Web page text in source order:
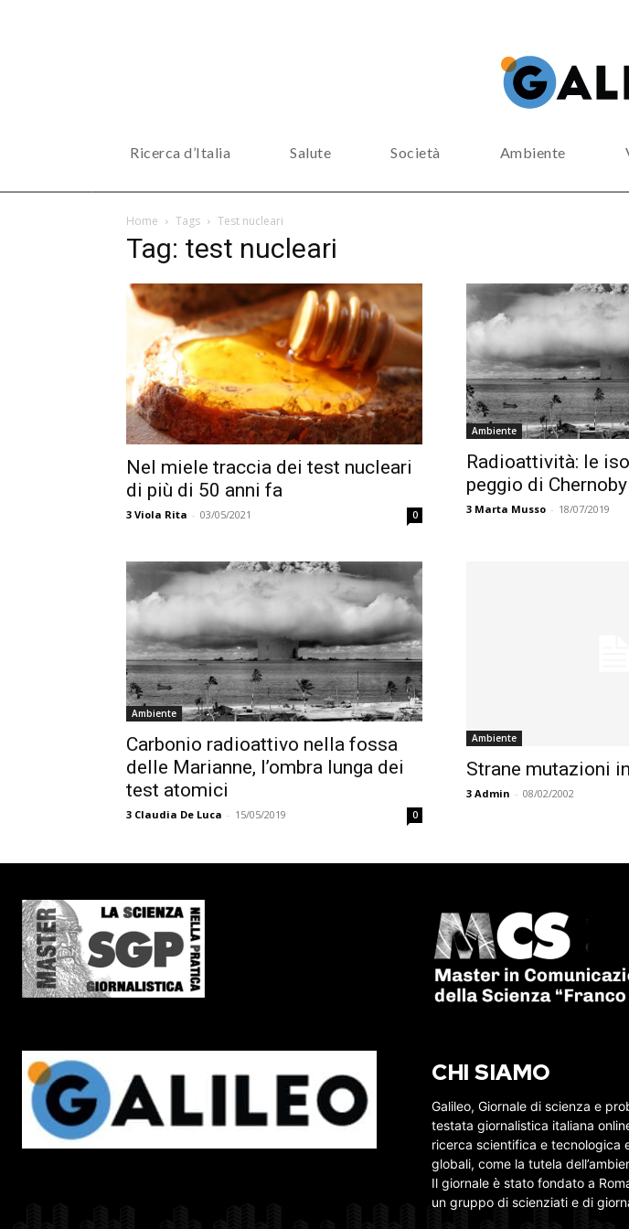
Ricerca d’Italia Salute Società Ambiente
Home Tags Test nucleari
Tag: test nucleari
Nel miele traccia dei test nucleari
di più di 50 anni fa
3 Viola Rita - 03/05/2021 0
Ambiente
Radioattività: le
peggio di
3 Marta Musso - 18/07/2019
Ambiente
Carbonio radioattivo nella fossa
delle Marianne, l’ombra lunga dei
test atomici
3 Claudia De Luca - 15/05/2019 0
Ambiente
Strane mutazioni
3 Admin - 08/02/2002
CHI SIAMO
Galileo, Giornale di scienza e
testata giornalistica italiana
ricerca scientifica e tecnologica
globali, come la tutela
Il giornale è stato fondato a
un gruppo di scienziati e di